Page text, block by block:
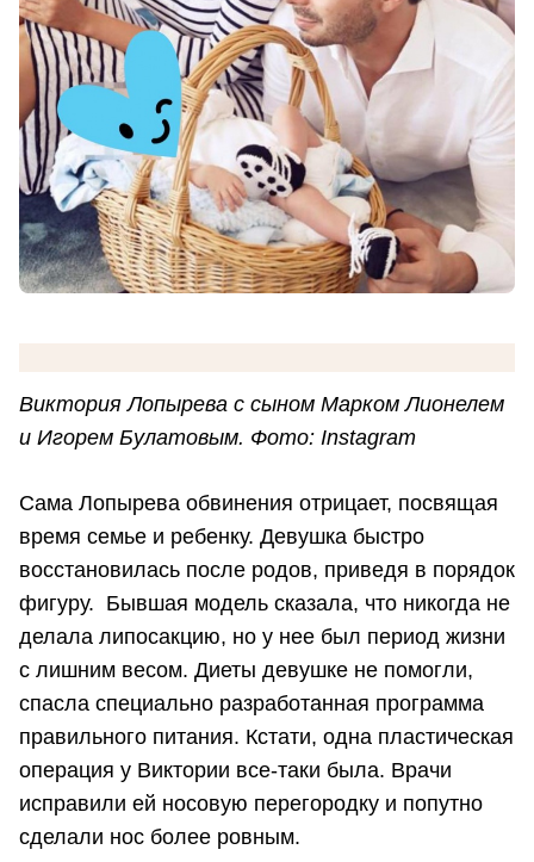
Виктория Лопырева с сыном Марком Лионелем
и Игорем Булатовым. Фото: Instagram
Сама Лопырева обвинения отрицает, посвящая
время семье и ребенку. Девушка быстро
восстановилась после родов, приведя в порядок
фигуру. Бывшая модель сказала, что никогда не
делала липосакцию, но у нее был период жизни
с лишним весом. Диеты девушке не помогли,
спасла специально разработанная программа
правильного питания. Кстати, одна пластическая
операция у Виктории все-таки была. Врачи
исправили ей носовую перегородку и попутно
сделали нос более ровным.